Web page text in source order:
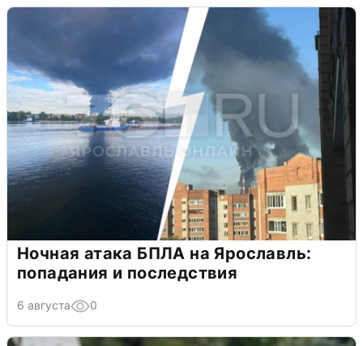
Ночная атака БПЛА на Ярославль:
попадания и последствия
6 августа 0